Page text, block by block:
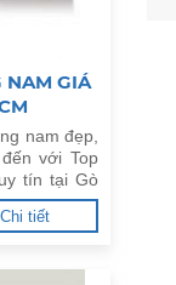
NAM GIÁ
nam đẹp,
với Top
tín tại Gò
Chi tiết